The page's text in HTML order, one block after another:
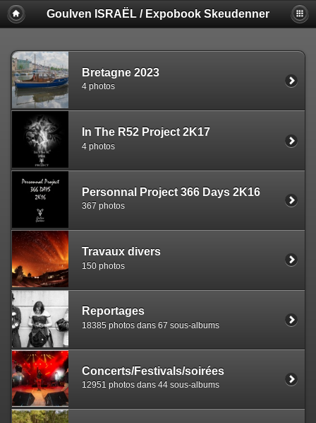
Goulven ISRAËL / Expobook Skeudenner
Bretagne 2023
4 photos
In The R52 Project 2K17
4 photos
Personnal Project 366 Days 2K16
367 photos
Travaux divers
150 photos
Reportages
18385 photos dans 67 sous-albums
Concerts/Festivals/soirées
12951 photos dans 44 sous-albums